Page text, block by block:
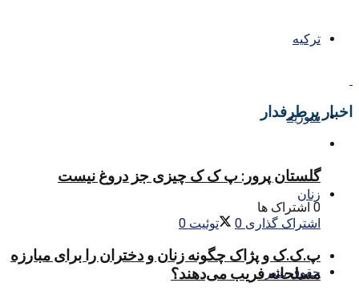
ترکیه
سوریه
زنان
حقوق بشر
اخبار پرطرفدار
گلستان پرور: پ ک ک چیزی جز دروغ نیست
0 اشتراک ها
اشتراک گذاری 0 توئیت 0
پ.ک.ک و پژاک چگونه زنان و دختران را برای مبارزه
مسلحانه فریب می‌دهند؟